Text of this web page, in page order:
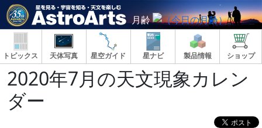
月齢
トピックス 天体写真 星空ガイド 星ナビ 製品情報 ショップ
2020年7月の天文現象カレン
ダー